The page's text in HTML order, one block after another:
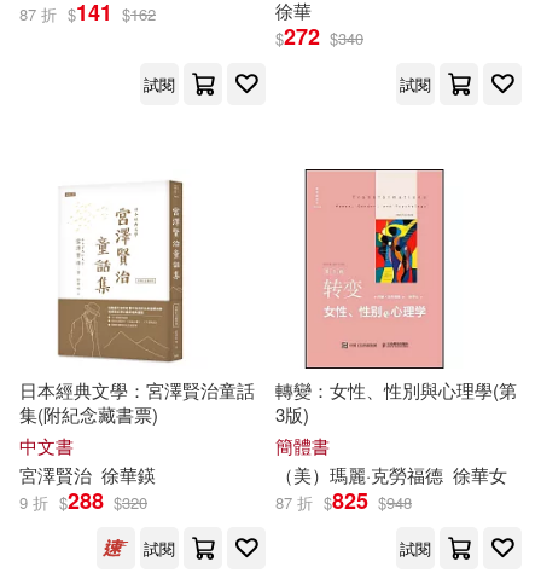
徐真華(1)
徐秉錕教授百年華誕紀念文集編委
徐華 主編 包振華 副主編(1)
徐華(主編) 張詠 副主編(1)
徐華中(1)
徐華俊，湯萍，許強（主編）(1)
徐華健，程就(1)
浙江大學出版社(2)
深智數位(2)
福建人民出版社(2)
花城出版社(2)
華中科技大學出版社(2)
西南交通大學出版社(2)
87 折 $141 $162
試閱
徐華
$272 $340
試閱
日本經典文學：宮澤賢治童話
集(附紀念藏書票)
中文書
宮澤賢治 徐華鍈
9 折 $288 $320
試閱
轉變：女性、性別與心理學(第
3版)
簡體書
（美）瑪麗·克勞福德 徐華女
87 折 $825 $948
試閱